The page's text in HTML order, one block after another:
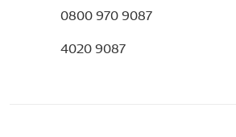
0800 970 9087
4020 9087